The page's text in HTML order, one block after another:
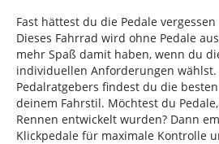
Fast hättest du die Pedale vergessen
Dieses Fahrrad wird ohne Pedale
mehr Spaß damit haben, wenn du
individuellen Anforderungen
Pedalratgebers findest du die
deinem Fahrstil. Möchtest du
Rennen entwickelt wurden? Dann
Klickpedale für maximale Kontrolle